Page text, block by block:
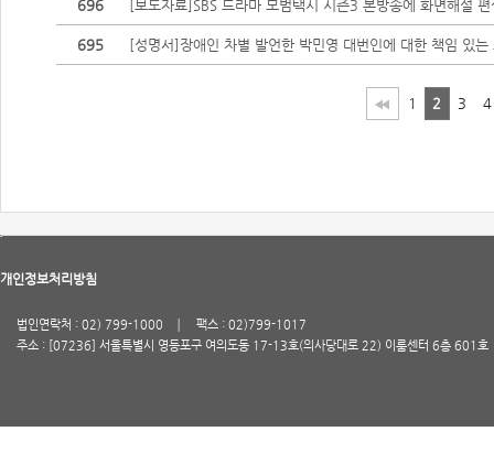
696 [보도자료]SBS 드라마 모범택시 시즌3 본방송에 화면해설 편
695 [성명서]장애인 차별 발언한 박민영 대번인에 대한 책임 있
1 2 3 4
개인정보처리방침
법인연락처 : 02) 799-1000
팩스 : 02)799-1017
주소 : [07236] 서울특별시 영등포구 여의도동 17-13호(의사당대로 22) 이룸센터 6층 601호